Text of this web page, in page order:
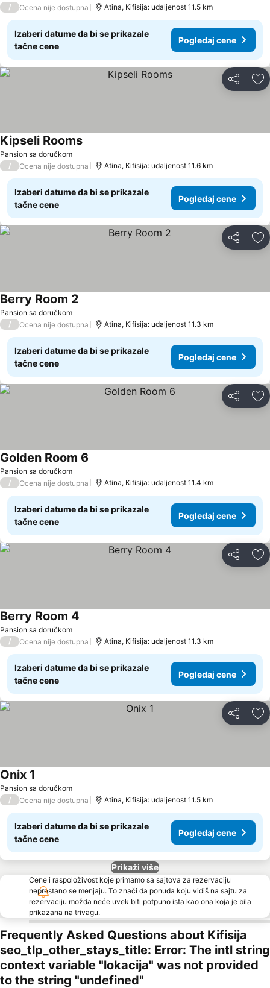
/ Ocena nije dostupna Atina, Kifisija: udaljenost 11.5 km
Izaberi datume da bi se prikazale
tačne cene
Pogledaj cene
Deli
Pansion sa doručkom
Kipseli RoomsPogledaj cene
/ Ocena nije dostupna Atina, Kifisija: udaljenost 11.6 km
Izaberi datume da bi se prikazale
tačne cene
Pogledaj cene
Deli
Pansion sa doručkom
Berry Room 2
/ Ocena nije dostupna Atina, Kifisija: udaljenost 11.3 km
Izaberi datume da bi se prikazale
tačne cene
Pogledaj cene
Deli
Pansion sa doručkom
Golden Room 6
/ Ocena nije dostupna Atina, Kifisija: udaljenost 11.4 km
Izaberi datume da bi se prikazale
tačne cene
Pogledaj cene
Deli
Pansion sa doručkom
Berry Room 4
/ Ocena nije dostupna Atina, Kifisija: udaljenost 11.3 km
Izaberi datume da bi se prikazale
tačne cene
Pogledaj cene
Deli
Pansion sa doručkom
Onix 1
/ Ocena nije dostupna Atina, Kifisija: udaljenost 11.5 km
Izaberi datume da bi se prikazale
tačne cene
Pogledaj cene
Prikaži više
Cene i raspoloživost koje primamo sa sajtova za rezervaciju
neprestano se menjaju. To znači da ponuda koju vidiš na sajtu za
rezervaciju možda neće uvek biti potpuno ista kao ona koja je bila
prikazana na trivagu.
Frequently Asked Questions about Kifisija
seo_tlp_other_stays_title: Error: The intl string
context variable "lokacija" was not provided
to the string "undefined"